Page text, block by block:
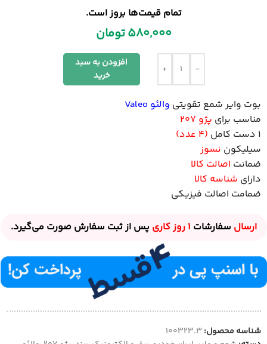
تمام قیمت‌ها بروز است.
580,000تومان
-
+
افزودن به سبد
خرید
بوت وایر شمع تقویتی والئو Valeo
مناسب برای پژو 207
1 دست کامل
(4 عدد)
سیلیکون نسوز
ضمانت اصالت کالا
دارای شناسه کالا
ضمامت اصالت فیزیکی
ارسال سفارشات 1 روز کاری پس از ثبت سفارش صورت می‌گیرد.
شناسه محصول: 100323.3